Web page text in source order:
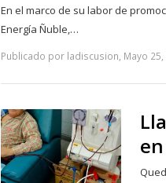
En el marco de su labor de
Energía Ñuble,…
Publicado por ladiscusion, Mayo 25,